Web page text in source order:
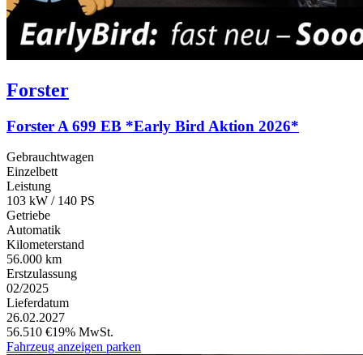
Forster
Forster A 699 EB *Early Bird Aktion 2026*
Gebrauchtwagen
Einzelbett
Leistung
103 kW / 140 PS
Getriebe
Automatik
Kilometerstand
56.000 km
Erstzulassung
02/2025
Lieferdatum
26.02.2027
56.510 €19% MwSt.
Fahrzeug anzeigen parken